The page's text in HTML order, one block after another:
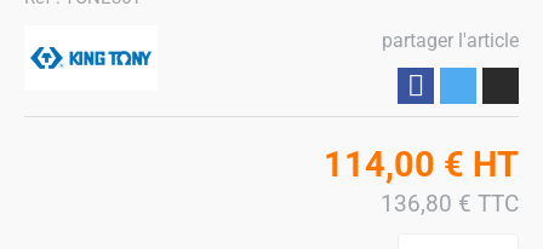
partager l'article
114,00 € HT
136,80 € TTC